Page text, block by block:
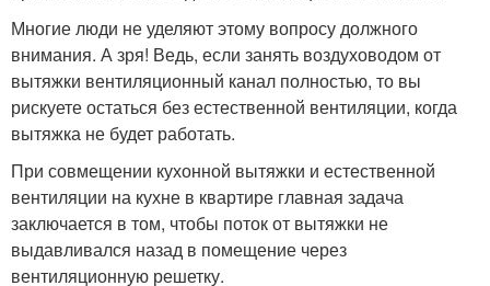
Многие люди не уделяют этому вопросу должного
внимания. А зря! Ведь, если занять воздуховодом от
вытяжки вентиляционный канал полностью, то вы
рискуете остаться без естественной вентиляции, когда
вытяжка не будет работать.
При совмещении кухонной вытяжки и естественной
вентиляции на кухне в квартире главная задача
заключается в том, чтобы поток от вытяжки не
выдавливался назад в помещение через
вентиляционную решетку.